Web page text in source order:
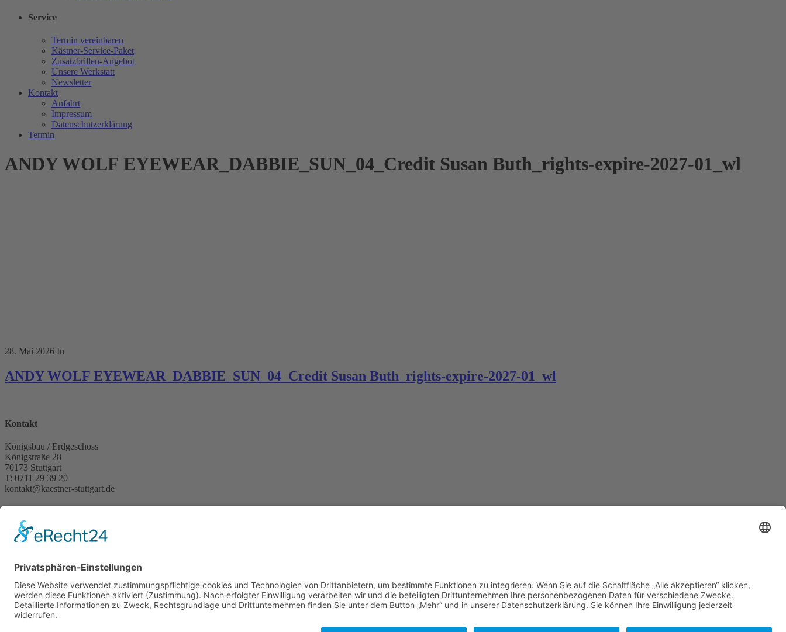
Service
Termin vereinbaren
Kästner-Service-Paket
Zusatzbrillen-Angebot
Unsere Werkstatt
Newsletter
Kontakt
Anfahrt
Impressum
Datenschutzerklärung
Termin
ANDY WOLF EYEWEAR_DABBIE_SUN_04_Credit Susan Buth_rights-expire-2027-01_wl
28. Mai 2026 In
ANDY WOLF EYEWEAR_DABBIE_SUN_04_Credit Susan Buth_rights-expire-2027-01_wl
Kontakt
Königsbau / Erdgeschoss
Königstraße 28
70173 Stuttgart
T: 0711 29 39 20
kontakt@kaestner-stuttgart.de
Montag bis Samstag:
10:00 Uhr – 19:00 Uhr
Pflichtangaben
Impressum
Datenschutzerklärung
Kontakt